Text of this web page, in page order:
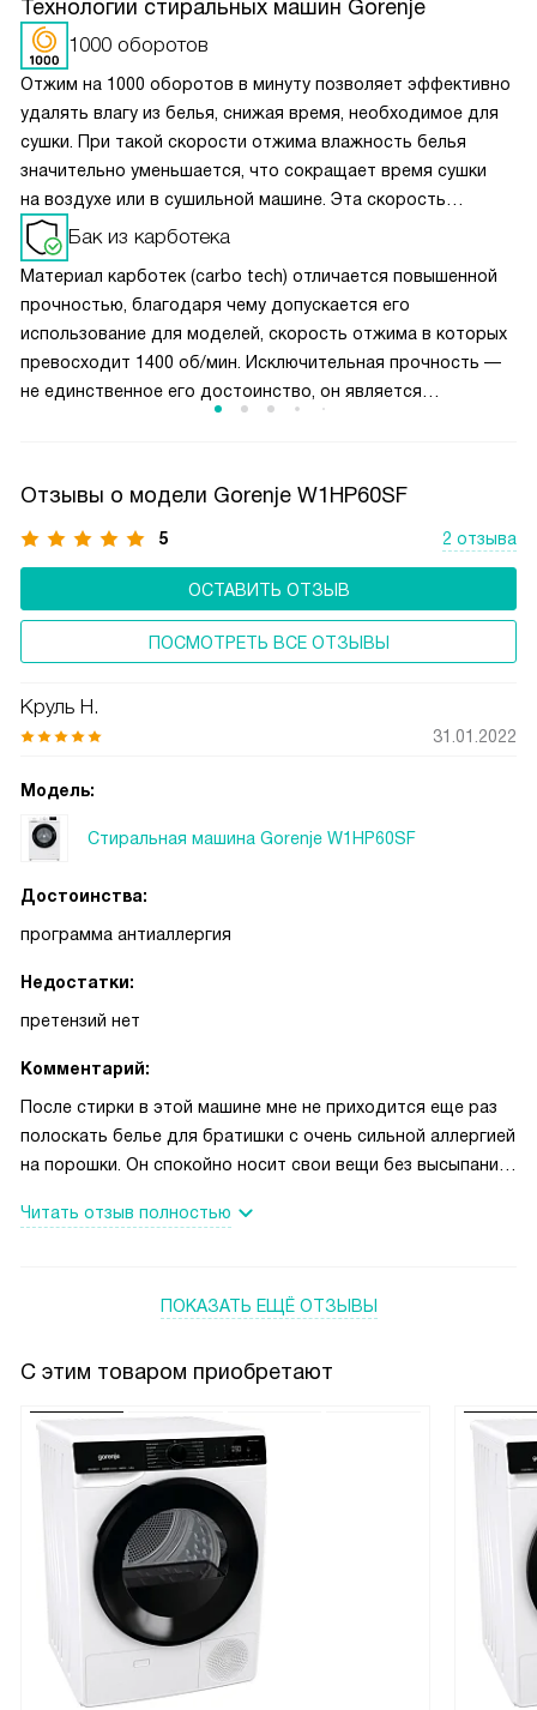
Технологии стиральных машин Gorenje
1000 оборотов
Отжим на 1000 оборотов в минуту позволяет эффективно
удалять влагу из белья, снижая время, необходимое для
сушки. При такой скорости отжима влажность белья
значительно уменьшается, что сокращает время сушки
на воздухе или в сушильной машине. Эта скорость
достаточно деликатна для большинства тканей,
минимизируя риск повреждений, что делает её идеальным
вариантом для повседневной стирки и ухода за одеждой.
Бак из карботека
Материал карботек (carbo tech) отличается повышенной
прочностью, благодаря чему допускается его
использование для моделей, скорость отжима в которых
превосходит 1400 об/мин. Исключительная прочность —
не единственное его достоинство, он является
Отзывы о модели Gorenje W1HP60SF
5 2 отзыва
ОСТАВИТЬ ОТЗЫВ
ПОСМОТРЕТЬ ВСЕ ОТЗЫВЫ
Круль Н.
31.01.2022
Модель:
Стиральная машина Gorenje W1HP60SF
Достоинства:
программа антиаллергия
Недостатки:
претензий нет
Комментарий:
После стирки в этой машине мне не приходится еще раз
полоскать белье для братишки с очень сильной аллергией
на порошки. Он спокойно носит свои вещи без высыпаний
отстирывает хорошо даже тяжелые пятна. У нас с мамой
Читать отзыв полностью
ПОКАЗАТЬ ЕЩЁ ОТЗЫВЫ
С этим товаром приобретают